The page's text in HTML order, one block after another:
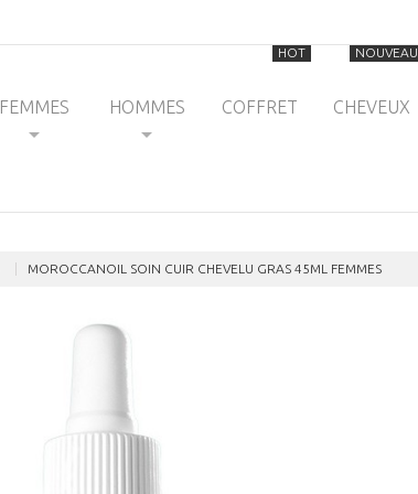
FEMMES HOMMES COFFRET
HOT
CHEVEUX
NOUVEAU
MOROCCANOIL SOIN CUIR CHEVELU GRAS 45ML FEMMES